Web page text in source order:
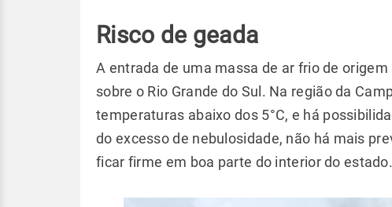
Risco de geada
A entrada de uma massa de ar frio de
sobre o Rio Grande do Sul. Na região da
temperaturas abaixo dos 5°C, e há
do excesso de nebulosidade, não há mais
ficar firme em boa parte do interior do estado.